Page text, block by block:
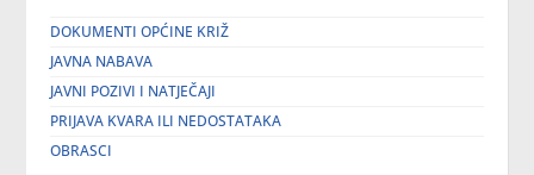
DOKUMENTI OPĆINE KRIŽ
JAVNA NABAVA
JAVNI POZIVI I NATJEČAJI
PRIJAVA KVARA ILI NEDOSTATAKA
OBRASCI